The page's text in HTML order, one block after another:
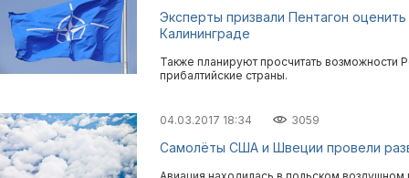
Эксперты призвали Пентагон
Калининграде
Также планируют просчитать возможности
прибалтийские страны.
04.03.2017 18:34 3059
Самолёты США и Швеции провели